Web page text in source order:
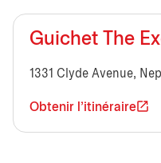
Guichet The
1331 Clyde Avenue,
Obtenir l'itinéraire